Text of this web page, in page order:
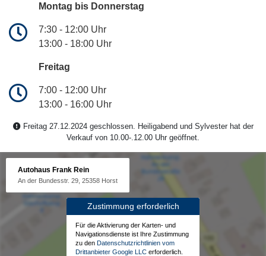
Montag bis Donnerstag
7:30 - 12:00 Uhr
13:00 - 18:00 Uhr
Freitag
7:00 - 12:00 Uhr
13:00 - 16:00 Uhr
Freitag 27.12.2024 geschlossen. Heiligabend und Sylvester hat der
Verkauf von 10.00-.12.00 Uhr geöffnet.
Autohaus Frank Rein
An der Bundesstr. 29, 25358 Horst
Zustimmung erforderlich
Für die Aktivierung der Karten- und
Navigationsdienste ist Ihre Zustimmung
zu den Datenschutzrichtlinien vom
Drittanbieter Google LLC erforderlich.